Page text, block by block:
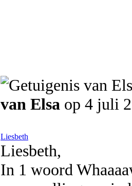
van Elsa op 4 juli
Liesbeth
Liesbeth,
In 1 woord